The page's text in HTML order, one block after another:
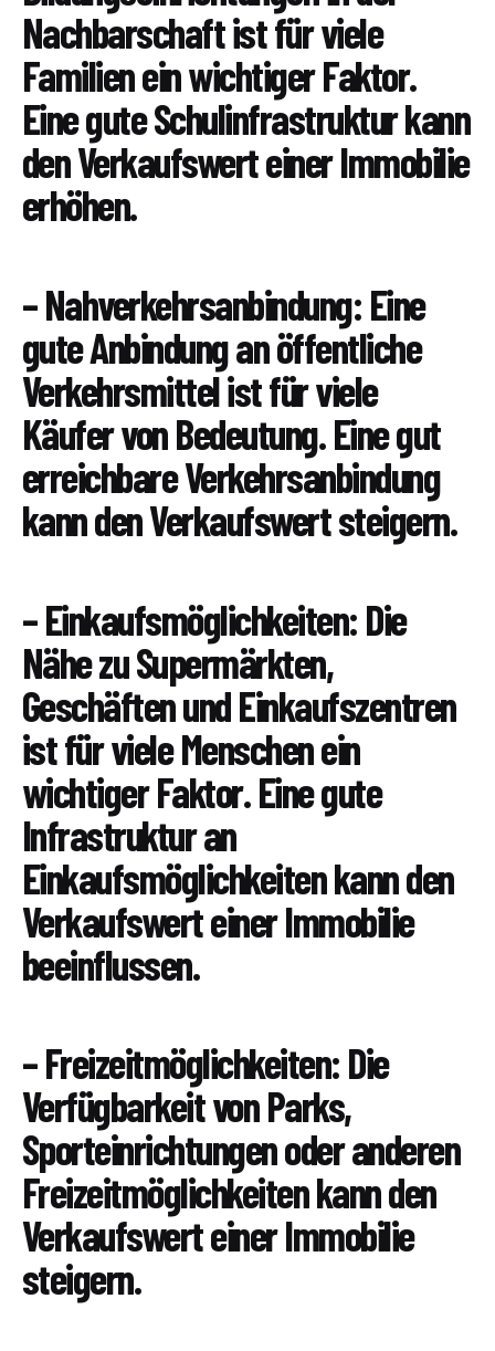
Nachbarschaft ist für viele
Familien ein wichtiger Faktor.
Eine gute Schulinfrastruktur kann
den Verkaufswert einer Immobilie
erhöhen.
– Nahverkehrsanbindung: Eine
gute Anbindung an öffentliche
Verkehrsmittel ist für viele
Käufer von Bedeutung. Eine gut
erreichbare Verkehrsanbindung
kann den Verkaufswert steigern.
– Einkaufsmöglichkeiten: Die
Nähe zu Supermärkten,
Geschäften und Einkaufszentren
ist für viele Menschen ein
wichtiger Faktor. Eine gute
Infrastruktur an
Einkaufsmöglichkeiten kann den
Verkaufswert einer Immobilie
beeinflussen.
– Freizeitmöglichkeiten: Die
Verfügbarkeit von Parks,
Sporteinrichtungen oder anderen
Freizeitmöglichkeiten kann den
Verkaufswert einer Immobilie
steigern.